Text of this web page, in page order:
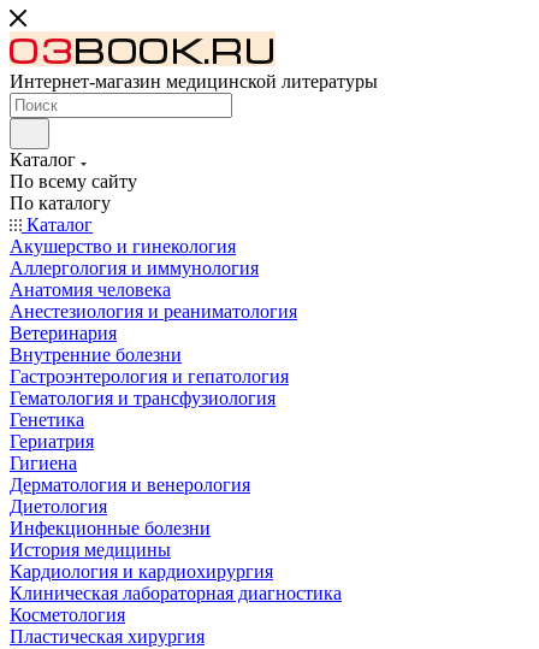
Интернет-магазин медицинской литературы
Каталог
По всему сайту
По каталогу
Каталог
Акушерство и гинекология
Аллергология и иммунология
Анатомия человека
Анестезиология и реаниматология
Ветеринария
Внутренние болезни
Гастроэнтерология и гепатология
Гематология и трансфузиология
Генетика
Гериатрия
Гигиена
Дерматология и венерология
Диетология
Инфекционные болезни
История медицины
Кардиология и кардиохирургия
Клиническая лабораторная диагностика
Косметология
Пластическая хирургия